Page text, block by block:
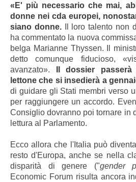
«E' più necessario che mai,
donne nei cda europei,
siano donne.
Il loro talento non
ha commentato la nuova
belga Marianne Thyssen. Il
detto comunque fiducioso,
avanzato».
Il dossier
lettone che si insedierà a
di guidare gli Stati membri verso
per raggiungere un accordo.
Consiglio dovranno poi tornare in
lettura al Parlamento.
Ecco allora che l'Italia può
resto d'Europa, anche se nella
disparità di genere ("gender
Economic Forum risulta ancora